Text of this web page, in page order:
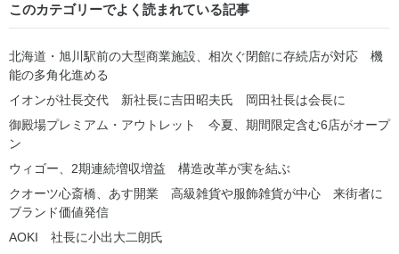
このカテゴリーでよく読まれている記事
北海道・旭川駅前の大型商業施設、相次ぐ閉館に存続店が対応 機
能の多角化進める
イオンが社長交代 新社長に吉田昭夫氏 岡田社長は会長に
御殿場プレミアム・アウトレット 今夏、期間限定含む6店がオープ
ン
ウィゴー、2期連続増収増益 構造改革が実を結ぶ
クオーツ心斎橋、あす開業 高級雑貨や服飾雑貨が中心 来街者に
ブランド価値発信
AOKI 社長に小出大二朗氏